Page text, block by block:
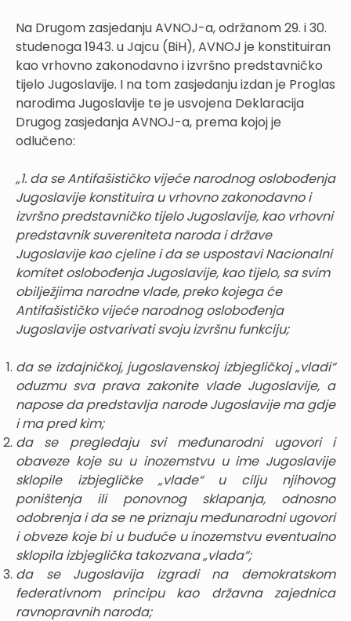
Na Drugom zasjedanju AVNOJ-a, održanom 29. i 30.
studenoga 1943. u Jajcu (BiH), AVNOJ je konstituiran
kao vrhovno zakonodavno i izvršno predstavničko
tijelo Jugoslavije. I na tom zasjedanju izdan je Proglas
narodima Jugoslavije te je usvojena Deklaracija
Drugog zasjedanja AVNOJ-a, prema kojoj je
odlučeno:
„1. da se Antifašističko vijeće narodnog oslobođenja
Jugoslavije konstituira u vrhovno zakonodavno i
izvršno predstavničko tijelo Jugoslavije, kao vrhovni
predstavnik suvereniteta naroda i države
Jugoslavije kao cjeline i da se uspostavi Nacionalni
komitet oslobođenja Jugoslavije, kao tijelo, sa svim
obilježjima narodne vlade, preko kojega će
Antifašističko vijeće narodnog oslobođenja
Jugoslavije ostvarivati svoju izvršnu funkciju;
da se izdajničkoj, jugoslavenskoj izbjegličkoj „vladi“
oduzmu sva prava zakonite vlade Jugoslavije, a
napose da predstavlja narode Jugoslavije ma gdje
i ma pred kim;
da se pregledaju svi međunarodni ugovori i
obaveze koje su u inozemstvu u ime Jugoslavije
sklopile izbjegličke „vlade“ u cilju njihovog
poništenja ili ponovnog sklapanja, odnosno
odobrenja i da se ne priznaju međunarodni ugovori
i obveze koje bi u buduće u inozemstvu eventualno
sklopila izbjeglička takozvana „vlada“;
da se Jugoslavija izgradi na demokratskom
federativnom principu kao državna zajednica
ravnopravnih naroda;